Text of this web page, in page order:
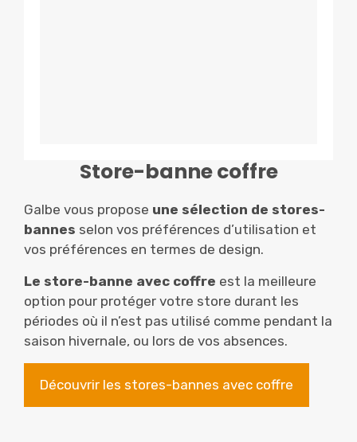
Store-banne coffre
Galbe vous propose une sélection de stores-
bannes selon vos préférences d’utilisation et
vos préférences en termes de design.
Le store-banne avec coffre est la meilleure
option pour protéger votre store durant les
périodes où il n’est pas utilisé comme pendant la
saison hivernale, ou lors de vos absences.
Découvrir les stores-bannes avec coffre